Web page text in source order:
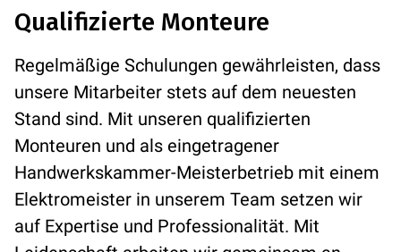
Qualifizierte Monteure
Regelmäßige Schulungen gewährleisten, dass
unsere Mitarbeiter stets auf dem neuesten
Stand sind. Mit unseren qualifizierten
Monteuren und als eingetragener
Handwerkskammer-Meisterbetrieb mit einem
Elektromeister in unserem Team setzen wir
auf Expertise und Professionalität. Mit